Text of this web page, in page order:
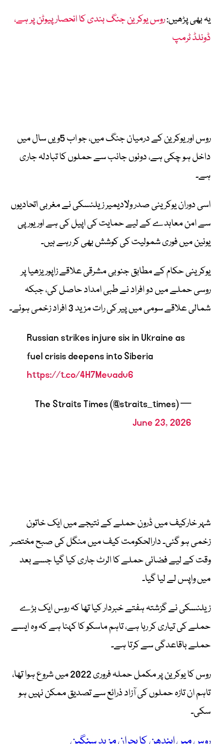
یہ بھی پڑھیں:روس یوکرین جنگ بندی کا انحصار پیوٹن پر ہے،
ڈونلڈ ٹرمپ
روس اور یوکرین کے درمیان جنگ میں، جو اب 5ویں سال میں
داخل ہو چکی ہے، دونوں جانب سے حملوں کا تبادلہ جاری
ہے۔
اسی دوران یوکرینی صدر ولادیمیر زیلنسکی نے مغربی اتحادیوں
سے امن معاہدے کے لیے حمایت کی اپیل کی ہے اور یورپی
یونین میں فوری شمولیت کی کوشش بھی کر رہے ہیں۔
یوکرینی حکام کے مطابق جنوبی مشرقی علاقے زاپوریزھیا پر
روسی حملے میں دو افراد نے طبی امداد حاصل کی، جبکہ
شمالی علاقے سومی میں پیر کی رات مزید 3 افراد زخمی ہوئے۔
Russian strikes injure six in Ukraine as
fuel crisis deepens into Siberia
https://t.co/4H7Mevadv6
— The Straits Times (@straits_times)
June 23, 2026
شہر خارکیف میں ڈرون حملے کے نتیجے میں ایک خاتون
زخمی ہو گئی۔ دارالحکومت کیف میں منگل کی صبح مختصر
وقت کے لیے فضائی حملے کا الرٹ جاری کیا گیا جسے بعد
میں واپس لے لیا گیا۔
زیلنسکی نے گزشتہ ہفتے خبردار کیا تھا کہ روس ایک بڑے
حملے کی تیاری کر رہا ہے، تاہم ماسکو کا کہنا ہے کہ وہ ایسے
حملے باقاعدگی سے کرتا ہے۔
روس کا یوکرین پر مکمل حملہ فروری 2022 میں شروع ہوا تھا،
تاہم ان تازہ حملوں کی آزاد ذرائع سے تصدیق ممکن نہیں ہو
سکی۔